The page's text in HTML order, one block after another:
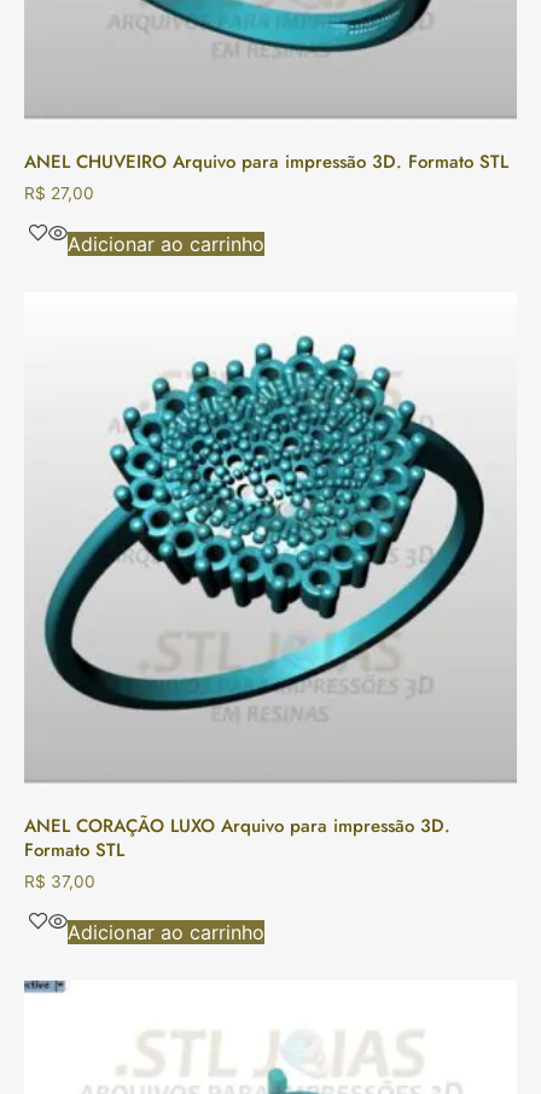
ANEL CHUVEIRO Arquivo para impressão 3D. Formato STL
R$ 27,00
Adicionar ao carrinho
ANEL CORAÇÃO LUXO Arquivo para impressão 3D.
Formato STL
R$ 37,00
Adicionar ao carrinho